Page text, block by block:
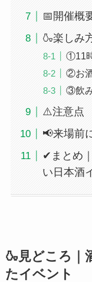
📅開催概
🍶楽しみ
①11
②お
③飲
⚠️注意点
📢来場前
✔まとめ
い日本酒
🍶見どころ｜
たイベント